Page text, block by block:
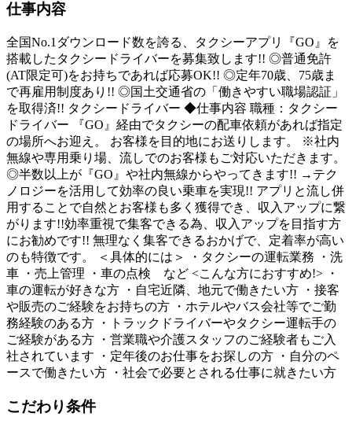
仕事内容
全国No.1ダウンロード数を誇る、タクシーアプリ『GO』を
搭載したタクシードライバーを募集致します!! ◎普通免許
(AT限定可)をお持ちであれば応募OK!! ◎定年70歳、75歳ま
で再雇用制度あり!! ◎国土交通省の「働きやすい職場認証」
を取得済!! タクシードライバー ◆仕事内容 職種：タクシー
ドライバー 『GO』経由でタクシーの配車依頼があれば指定
の場所へお迎え。 お客様を目的地にお送りします。 ※社内
無線や専用乗り場、流しでのお客様もご対応いただきます。
◎半数以上が『GO』や社内無線からやってきます!! →テク
ノロジーを活用して効率の良い乗車を実現!! アプリと流し併
用することで自然とお客様も多く獲得でき、収入アップに繋
がります!!効率重視で集客できる為、収入アップを目指す方
にお勧めです!! 無理なく集客できるおかげで、定着率が高い
のも特徴です。 ＜具体的には＞ ・タクシーの運転業務 ・洗
車 ・売上管理 ・車の点検 など <こんな方におすすめ!> ・
車の運転が好きな方 ・自宅近隣、地元で働きたい方 ・接客
や販売のご経験をお持ちの方 ・ホテルやバス会社等でご勤
務経験のある方 ・トラックドライバーやタクシー運転手の
ご経験がある方 ・営業職や介護スタッフのご経験者もご入
社されています ・定年後のお仕事をお探しの方 ・自分のペ
ースで働きたい方 ・社会で必要とされる仕事に就きたい方
こだわり条件